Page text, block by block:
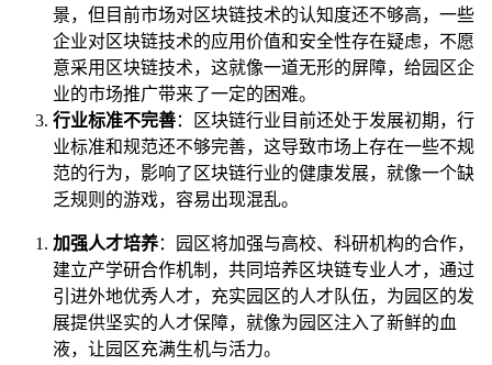
景，但目前市场对区块链技术的认知度还不够高，一些
企业对区块链技术的应用价值和安全性存在疑虑，不愿
意采用区块链技术，这就像一道无形的屏障，给园区企
业的市场推广带来了一定的困难。
行业标准不完善：区块链行业目前还处于发展初期，行
业标准和规范还不够完善，这导致市场上存在一些不规
范的行为，影响了区块链行业的健康发展，就像一个缺
乏规则的游戏，容易出现混乱。
加强人才培养：园区将加强与高校、科研机构的合作，
建立产学研合作机制，共同培养区块链专业人才，通过
引进外地优秀人才，充实园区的人才队伍，为园区的发
展提供坚实的人才保障，就像为园区注入了新鲜的血
液，让园区充满生机与活力。